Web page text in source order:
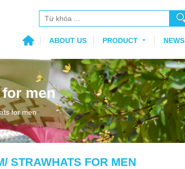
ABOUT US PRODUCT NEWS
men
for men
STRAWHATS FOR MEN